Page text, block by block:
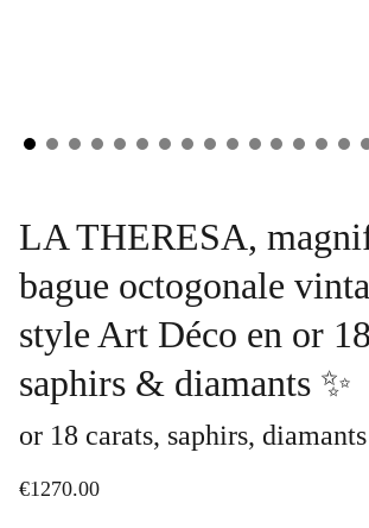
LA THERESA,
bague octogonale
style Art Déco en or
saphirs & diamants ✨
or 18 carats, saphirs, diamants
€1270.00